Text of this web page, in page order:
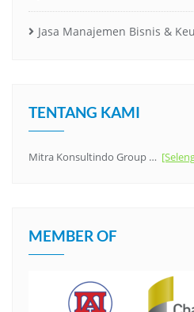
Jasa Manajemen Bisnis &
TENTANG KAMI
Mitra Konsultindo Group …
MEMBER OF